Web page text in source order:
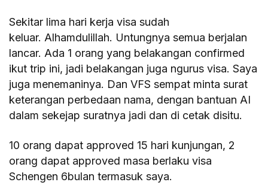
Sekitar lima hari kerja visa sudah
keluar. Alhamdulillah. Untungnya semua berjalan
lancar. Ada 1 orang yang belakangan confirmed
ikut trip ini, jadi belakangan juga ngurus visa. Saya
juga menemaninya. Dan VFS sempat minta surat
keterangan perbedaan nama, dengan bantuan AI
dalam sekejap suratnya jadi dan di cetak disitu.
10 orang dapat approved 15 hari kunjungan, 2
orang dapat approved masa berlaku visa
Schengen 6bulan termasuk saya.